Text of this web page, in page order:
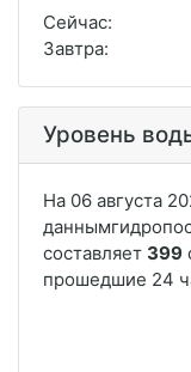
Сейчас:
Завтра:
Уровень